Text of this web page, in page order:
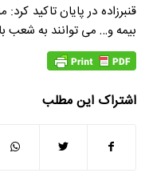
قنبرزاده در پایان تاکید
بیمه و… می توانند به شعب
اشتراک این مطلب